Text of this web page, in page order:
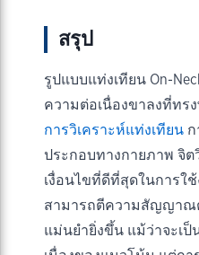
สรุป
รูปแบบแท่งเทียน On-
ความต่อเนื่องขาลงที่ทร
การวิเคราะห์แท่งเทียน ก
ประกอบทางกายภาพ จิต
เงื่อนไขที่ดีที่สุดในการใ
สามารถตีความสัญญาณ
แม่นยำยิ่งขึ้น แม้ว่าจะเ